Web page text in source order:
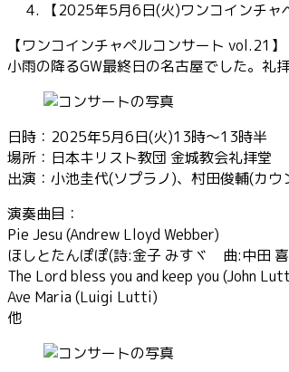
【2025年5月6日(火)ワンコインチャ
【ワンコインチャペルコンサート vol.21】
小雨の降るGW最終日の名古屋でした。礼
日時：2025年5月6日(火)13時〜13時半
場所：日本キリスト教団 金城教会礼拝堂
出演：小池圭代(ソプラノ)、村田俊輔(カ
演奏曲目：
Pie Jesu (Andrew Lloyd Webber)
ほしとたんぽぽ(詩:金子 みすヾ 曲:中田
The Lord bless you and keep you (John
Ave Maria (Luigi Lutti)
他